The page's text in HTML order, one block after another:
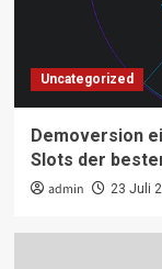
Uncategorized
Demoversion
Slots der
admin 23 Juli